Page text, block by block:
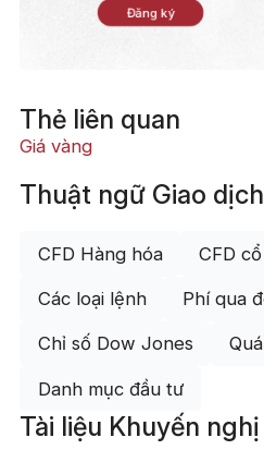
Đăng ký
Thẻ liên quan
Giá vàng
Thuật ngữ Giao
CFD Hàng hóa CFD
Các loại lệnh Phí qua
Chỉ số Dow Jones
Danh mục đầu tư
Tài liệu Khuyến nghị